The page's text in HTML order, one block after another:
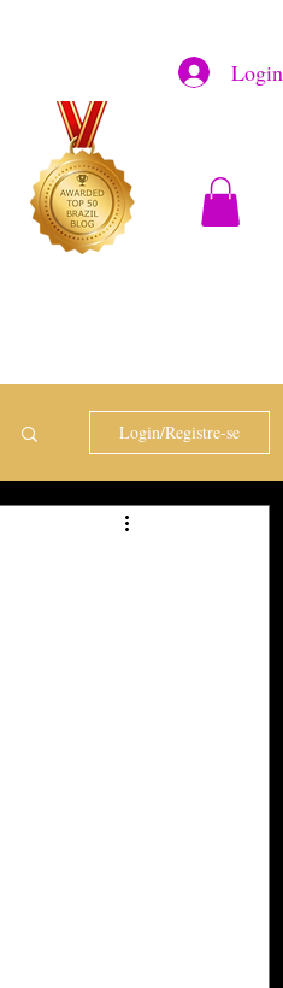
Login
Login/Registre-se